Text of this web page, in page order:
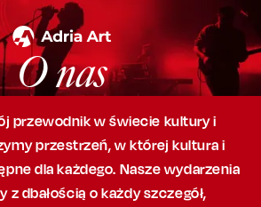
O nas
przewodnik w świecie kultury i
przestrzeń,w której kultura i
dla każdego. Nasze wydarzenia
z dbałością o każdy szczegół,